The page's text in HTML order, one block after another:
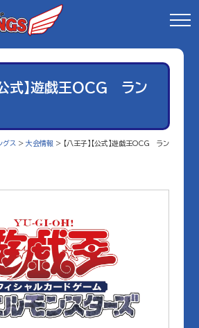
公式】遊戯王OCG ラン
グス >大会情報 > 【八王子】【公式】遊戯王OCG ラン